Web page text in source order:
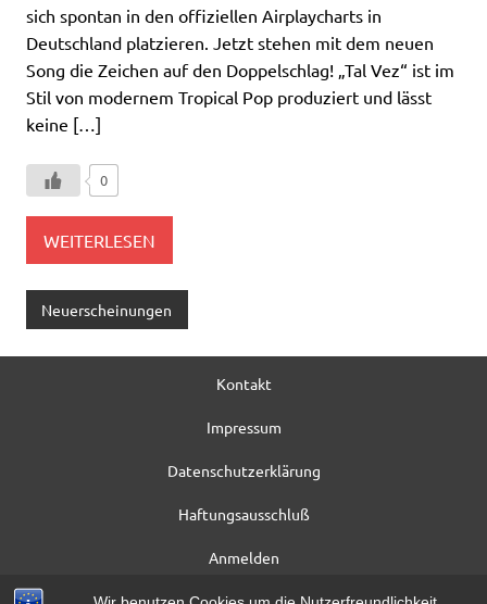
sich spontan in den offiziellen Airplaycharts in
Deutschland platzieren. Jetzt stehen mit dem neuen
Song die Zeichen auf den Doppelschlag! „Tal Vez“ ist im
Stil von modernem Tropical Pop produziert und lässt
keine […]
0
WEITERLESEN
Neuerscheinungen
Kontakt
Impressum
Datenschutzerklärung
Haftungsausschluß
Anmelden